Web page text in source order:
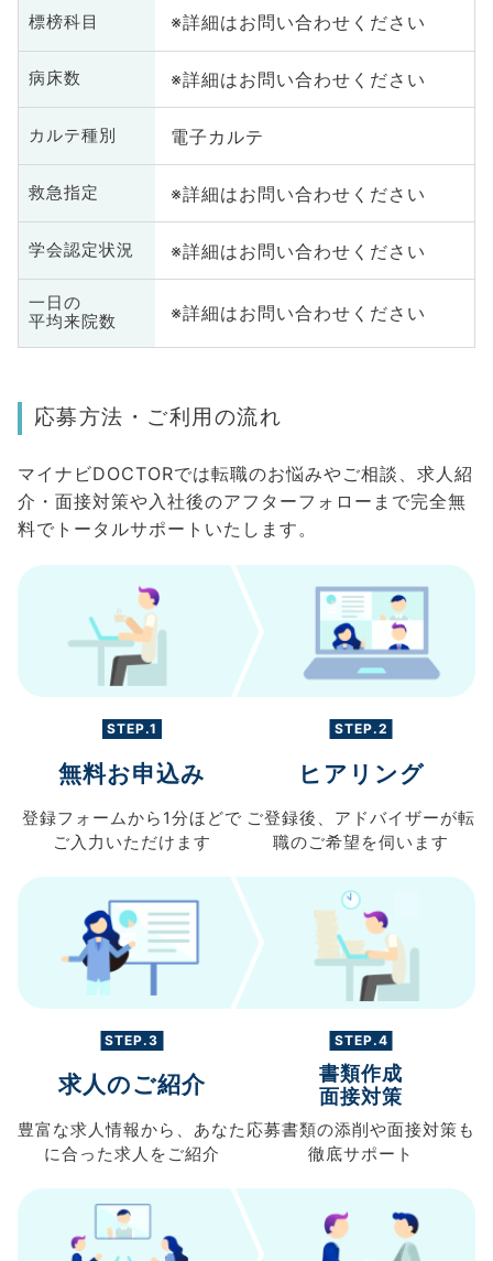
標榜科目 ※詳細はお問い合わせください
病床数 ※詳細はお問い合わせください
カルテ種別 電子カルテ
救急指定 ※詳細はお問い合わせください
学会認定状況 ※詳細はお問い合わせください
一日の
平均来院数
※詳細はお問い合わせください
応募方法・ご利用の流れ
マイナビDOCTORでは転職のお悩みやご相談、求人紹
介・面接対策や入社後のアフターフォローまで完全無
料でトータルサポートいたします。
STEP.1
無料お申込み
登録フォームから 1分ほどで
ご入力 いただけます
STEP.2
ヒアリング
ご登録後、 アドバイザーが転
職のご希望を伺います
STEP.3
求人のご紹介
豊富な求人情報から、 あなた
に合った求人を ご紹介
STEP.4
書類作成
面接対策
応募書類の添削や面接対策も
徹底サポート